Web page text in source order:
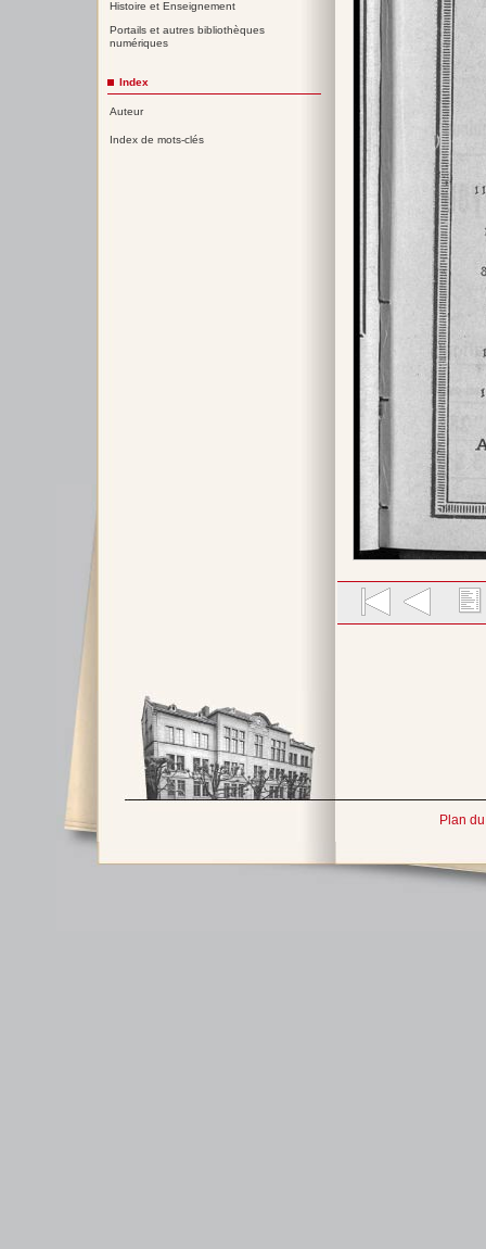
Histoire et Enseignement
Portails et autres bibliothèques
numériques
Index
Auteur
Index de mots-clés
Plan